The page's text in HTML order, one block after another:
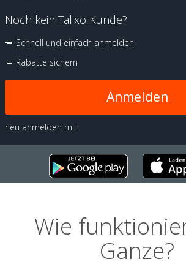
Noch kein Talixo Kunde?
Schnell und einfach anmelden
Rabatte sichern
Anmelden
neu anmelden mit:
Wie
Ganze?